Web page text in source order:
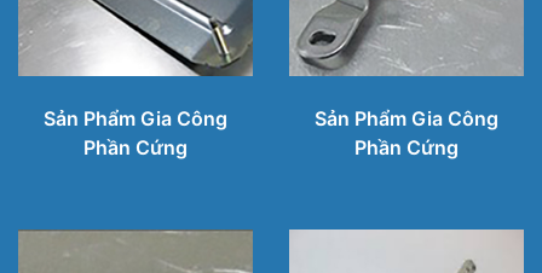
Sản Phẩm Gia Công
Phần Cứng
Sản Phẩm Gia Công
Phần Cứng